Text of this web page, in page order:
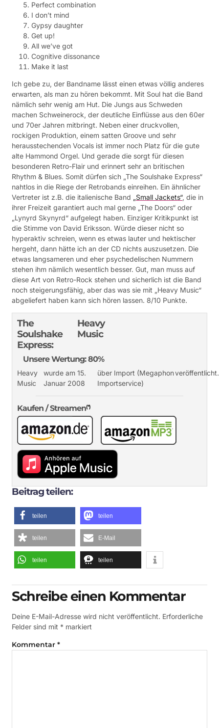
Perfect combination
I don’t mind
Gypsy daughter
Get up!
All we’ve got
Cognitive dissonance
Make it last
Ich gebe zu, der Bandname lässt einen etwas völlig anderes
erwarten, als man zu hören bekommt. Mit Soul hat die Band
nämlich sehr wenig am Hut. Die Jungs aus Schweden
machen Schweinerock, der deutliche Einflüsse aus den 60er
und 70er Jahren mitbringt. Neben einer druckvollen,
rockigen Produktion, einem satten Groove und sehr
herausstechenden Vocals ist immer noch Platz für die gute
alte Hammond Orgel. Und gerade die sorgt für diesen
besonderen Retro-Flair und erinnert sehr an britischen
Rhythm & Blues. Somit dürfen sich „The Soulshake Express“
nahtlos in die Riege der Retrobands einreihen. Ein ähnlicher
Vertreter ist z.B. die italienische Band „Small Jackets“, die in
ihrer Freizeit garantiert auch mal gerne „The Doors“ oder
„Lynyrd Skynyrd“ aufgelegt haben. Einziger Kritikpunkt ist
die Stimme von David Eriksson. Würde dieser nicht so
hyperaktiv schreien, wenn es etwas lauter und hektischer
hergeht, dann hätte ich an der CD nichts auszusetzen. Die
etwas langsameren und eher psychedelischen Nummern
stehen ihm nämlich wesentlich besser. Gut, man muss auf
diese Art von Retro-Rock stehen und sicherlich ist die Band
noch steigerungsfähig, aber das was sie mit „Heavy Music“
abgeliefert haben kann sich hören lassen. 8/10 Punkte.
The
Soulshake
Express:
Heavy
Music
Unsere Wertung: 80%
Heavy
Music
wurde am 15.
Januar 2008
über Import (Megaphon
Importservice)
veröffentlicht.
Kaufen / Streamen(*)
Beitrag teilen:
teilen teilen
teilen E-Mail
teilen teilen
Schreibe einen Kommentar
Deine E-Mail-Adresse wird nicht veröffentlicht. Erforderliche
Felder sind mit * markiert
Kommentar *